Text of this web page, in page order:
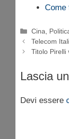
Come
Categorie
Cina
Telecom
Titolo Pirelli
Lascia
Devi essere